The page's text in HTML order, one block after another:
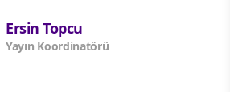
Ersin Topcu
Yayın Koordinatörü